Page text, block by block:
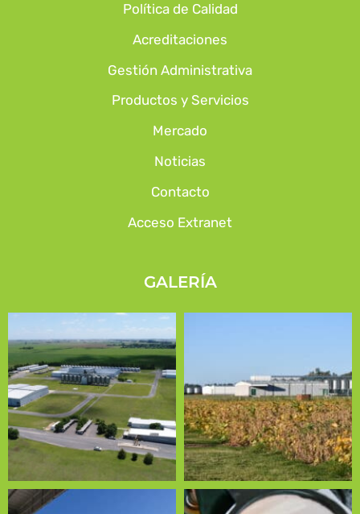
Política de Calidad
Acreditaciones
Gestión Administrativa
Productos y Servicios
Mercado
Noticias
Contacto
Acceso Extranet
GALERÍA